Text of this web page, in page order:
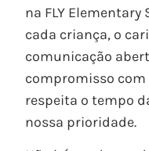
na FLY
cada criança, o
comunicação
compromisso
respeita o tempo
nossa prioridade.